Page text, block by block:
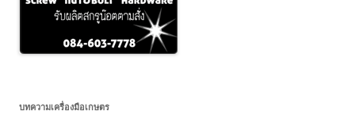
บทความเครื่องมือเกษตร